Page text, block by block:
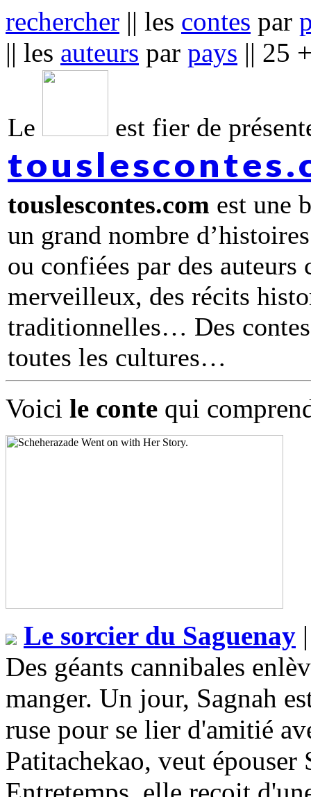
rechercher || les contes par
|| les auteurs par pays || 25
Le est fier de
touslescontes.com est une
un grand nombre
ou confiées par des
merveilleux, des récits
traditionnelles… Des
toutes les cultures
Voici le conte qui
Le sorcier du Saguenay
Des géants cannibales
manger. Un jour, Sagnah
ruse pour se lier d'amitié
Patitachekao, veut